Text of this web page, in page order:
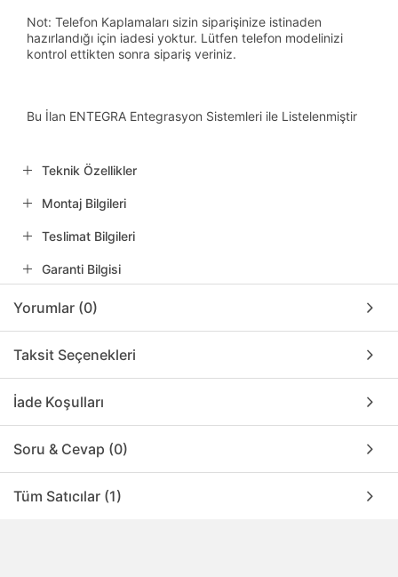
Not: Telefon Kaplamaları sizin siparişinize istinaden
hazırlandığı için iadesi yoktur. Lütfen telefon modelinizi
kontrol ettikten sonra sipariş veriniz.
Bu İlan ENTEGRA Entegrasyon Sistemleri ile Listelenmiştir
Teknik Özellikler
Montaj Bilgileri
Teslimat Bilgileri
Garanti Bilgisi
Yorumlar (0)
Taksit Seçenekleri
İade Koşulları
Soru & Cevap (0)
Tüm Satıcılar (1)